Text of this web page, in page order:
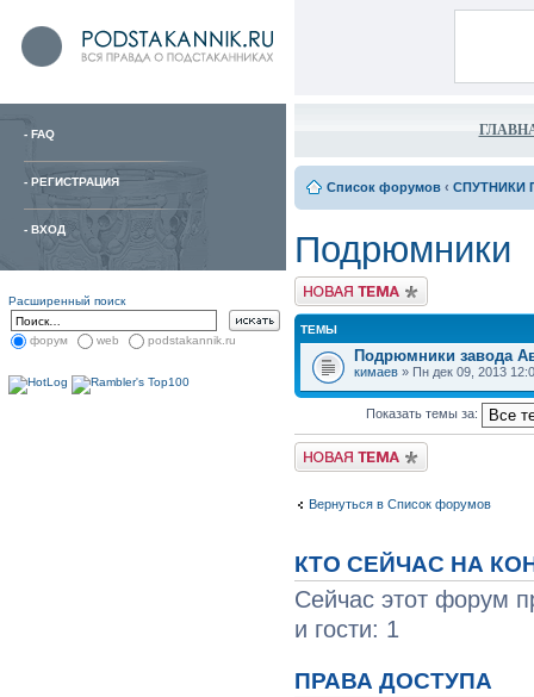
- FAQ
- РЕГИСТРАЦИЯ
- ВХОД
Расширенный поиск
форум web podstakannik.ru
Список форумов ‹ СПУТНИКИ
Подрюмники
ТЕМЫ
Подрюмники завода
кимаев » Пн дек 09, 2013
Показать темы за:
Вернуться в Список форумов
КТО СЕЙЧАС НА
Сейчас этот форум
и гости: 1
ПРАВА ДОСТУПА